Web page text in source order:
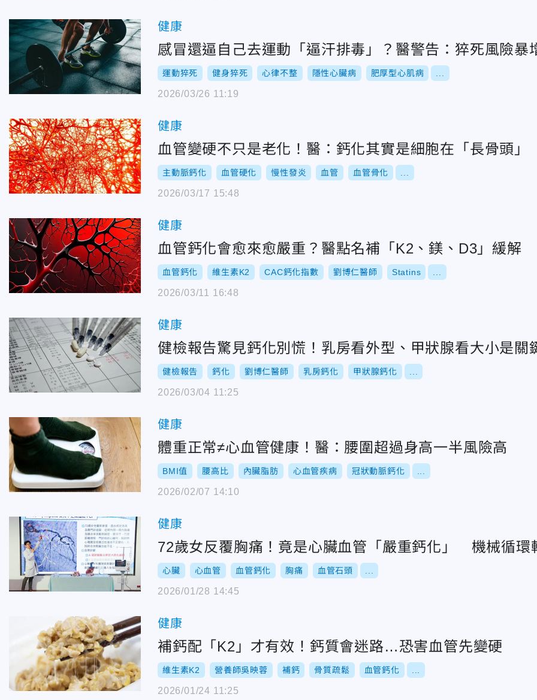
健康
感冒還逼自己去運動「逼汗排毒」？醫警告：猝死風險暴
運動猝死 健身猝死 心律不整 隱性心臟病 肥厚型心肌病
2026/03/26 11:19
健康
血管變硬不只是老化！醫：鈣化其實是細胞在「長骨頭」
主動脈鈣化 血管硬化 慢性發炎 血管 血管骨化
2026/03/17 15:48
健康
血管鈣化會愈來愈嚴重？醫點名補「K2、鎂、D3」緩解
血管鈣化 維生素K2 CAC鈣化指數 劉博仁醫師 Statins
2026/03/11 16:48
健康
健檢報告驚見鈣化別慌！乳房看外型、甲狀腺看大小是關
健檢報告 鈣化 劉博仁醫師 乳房鈣化 甲狀腺鈣化
2026/03/04 11:25
健康
體重正常≠心血管健康！醫：腰圍超過身高一半風險高
BMI值 腰高比 內臟脂肪 心血管疾病 冠狀動脈鈣化
2026/02/07 14:10
健康
72歲女反覆胸痛！竟是心臟血管「嚴重鈣化」 機械循環
心臟 心血管 血管鈣化 胸痛 血管石頭
2026/01/28 14:45
健康
補鈣配「K2」才有效！鈣質會迷路…恐害血管先變硬
維生素K2 營養師吳映蓉 補鈣 骨質疏鬆 血管鈣化
2026/01/24 11:25